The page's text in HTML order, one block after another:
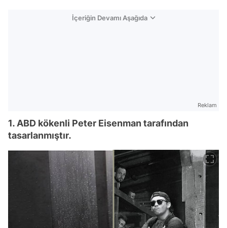
İçeriğin Devamı Aşağıda
Reklam
1. ABD kökenli Peter Eisenman tarafından
tasarlanmıştır.